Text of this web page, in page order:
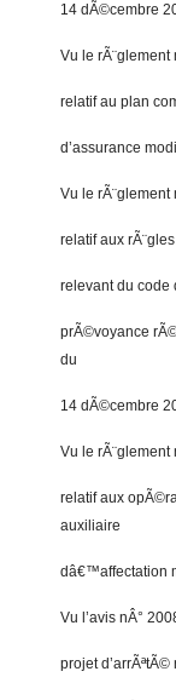
14 dÃ©cembre
Vu le
relatif au plan
d’assurance
Vu le
relatif aux
relevant du code
prÃ©voyance
du
14 dÃ©cembre
Vu le
relatif aux
auxiliaire
dâ€™affectation
Vu l’avis nÂ°
projet